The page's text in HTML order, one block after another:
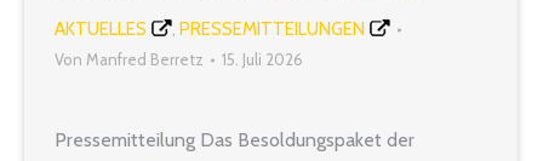
AKTUELLES PRESSEMITTEILUNGEN
Von Manfred Berretz 15. Juli 2026
Pressemitteilung Das Besoldungspaket der